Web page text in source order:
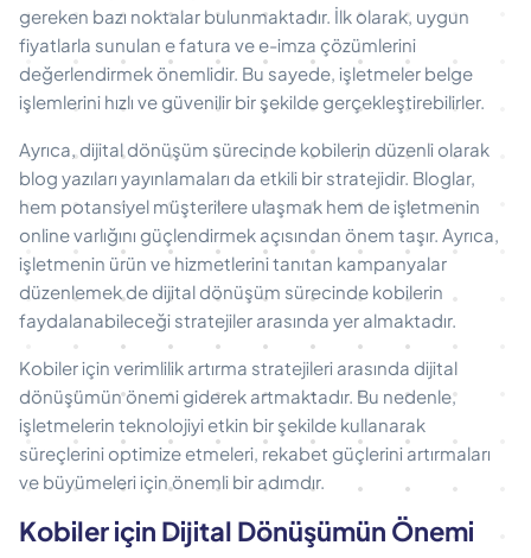
gereken bazı noktalar bulunmaktadır. İlk olarak, uygun
fiyatlarla sunulan e fatura ve e-imza çözümlerini
değerlendirmek önemlidir. Bu sayede, işletmeler belge
işlemlerini hızlı ve güvenilir bir şekilde gerçekleştirebilirler.
Ayrıca, dijital dönüşüm sürecinde kobilerin düzenli olarak
blog yazıları yayınlamaları da etkili bir stratejidir. Bloglar,
hem potansiyel müşterilere ulaşmak hem de işletmenin
online varlığını güçlendirmek açısından önem taşır. Ayrıca,
işletmenin ürün ve hizmetlerini tanıtan kampanyalar
düzenlemek de dijital dönüşüm sürecinde kobilerin
faydalanabileceği stratejiler arasında yer almaktadır.
Kobiler için verimlilik artırma stratejileri arasında dijital
dönüşümün önemi giderek artmaktadır. Bu nedenle,
işletmelerin teknolojiyi etkin bir şekilde kullanarak
süreçlerini optimize etmeleri, rekabet güçlerini artırmaları
ve büyümeleri için önemli bir adımdır.
Kobiler için Dijital Dönüşümün Önemi